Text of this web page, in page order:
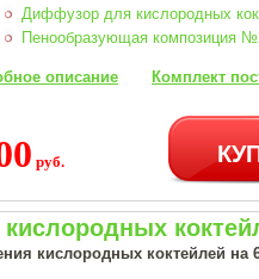
Диффузор для кислородных
Пенообразующая композиция
описание Комплект
руб.
кислородных коктейлей на